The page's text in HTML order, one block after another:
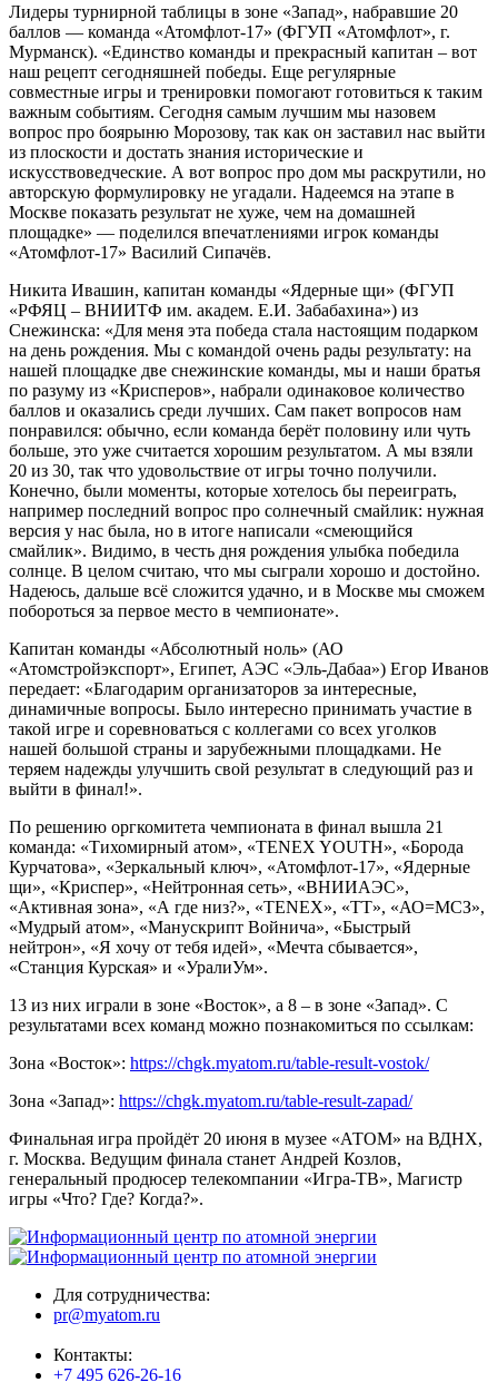
Лидеры турнирной таблицы в зоне «Запад», набравшие 20
баллов — команда «Атомфлот-17» (ФГУП «Атомфлот», г.
Мурманск). «Единство команды и прекрасный капитан – вот
наш рецепт сегодняшней победы. Еще регулярные
совместные игры и тренировки помогают готовиться к таким
важным событиям. Сегодня самым лучшим мы назовем
вопрос про боярыню Морозову, так как он заставил нас выйти
из плоскости и достать знания исторические и
искусствоведческие. А вот вопрос про дом мы раскрутили, но
авторскую формулировку не угадали. Надеемся на этапе в
Москве показать результат не хуже, чем на домашней
площадке» — поделился впечатлениями игрок команды
«Атомфлот-17» Василий Сипачёв.
Никита Ивашин, капитан команды «Ядерные щи» (ФГУП
«РФЯЦ – ВНИИТФ им. академ. Е.И. Забабахина») из
Снежинска: «Для меня эта победа стала настоящим подарком
на день рождения. Мы с командой очень рады результату: на
нашей площадке две снежинские команды, мы и наши братья
по разуму из «Крисперов», набрали одинаковое количество
баллов и оказались среди лучших. Сам пакет вопросов нам
понравился: обычно, если команда берёт половину или чуть
больше, это уже считается хорошим результатом. А мы взяли
20 из 30, так что удовольствие от игры точно получили.
Конечно, были моменты, которые хотелось бы переиграть,
например последний вопрос про солнечный смайлик: нужная
версия у нас была, но в итоге написали «смеющийся
смайлик». Видимо, в честь дня рождения улыбка победила
солнце. В целом считаю, что мы сыграли хорошо и достойно.
Надеюсь, дальше всё сложится удачно, и в Москве мы сможем
побороться за первое место в чемпионате».
Капитан команды «Абсолютный ноль» (АО
«Атомстройэкспорт», Египет, АЭС «Эль-Дабаа») Егор Иванов
передает: «Благодарим организаторов за интересные,
динамичные вопросы. Было интересно принимать участие в
такой игре и соревноваться с коллегами со всех уголков
нашей большой страны и зарубежными площадками. Не
теряем надежды улучшить свой результат в следующий раз и
выйти в финал!».
По решению оргкомитета чемпионата в финал вышла 21
команда: «Тихомирный атом», «TENEX YOUTH», «Борода
Курчатова», «Зеркальный ключ», «Атомфлот-17», «Ядерные
щи», «Криспер», «Нейтронная сеть», «ВНИИАЭС»,
«Активная зона», «А где низ?», «TENEX», «ТТ», «АО=МСЗ»,
«Мудрый атом», «Манускрипт Войнича», «Быстрый
нейтрон», «Я хочу от тебя идей», «Мечта сбывается»,
«Станция Курская» и «УралиУм».
13 из них играли в зоне «Восток», а 8 – в зоне «Запад». С
результатами всех команд можно познакомиться по ссылкам:
Зона «Восток»: https://chgk.myatom.ru/table-result-vostok/
Зона «Запад»: https://chgk.myatom.ru/table-result-zapad/
Финальная игра пройдёт 20 июня в музее «АТОМ» на ВДНХ,
г. Москва. Ведущим финала станет Андрей Козлов,
генеральный продюсер телекомпании «Игра-ТВ», Магистр
игры «Что? Где? Когда?».
Для сотрудничества:
pr@myatom.ru
Контакты:
+7 495 626-26-16